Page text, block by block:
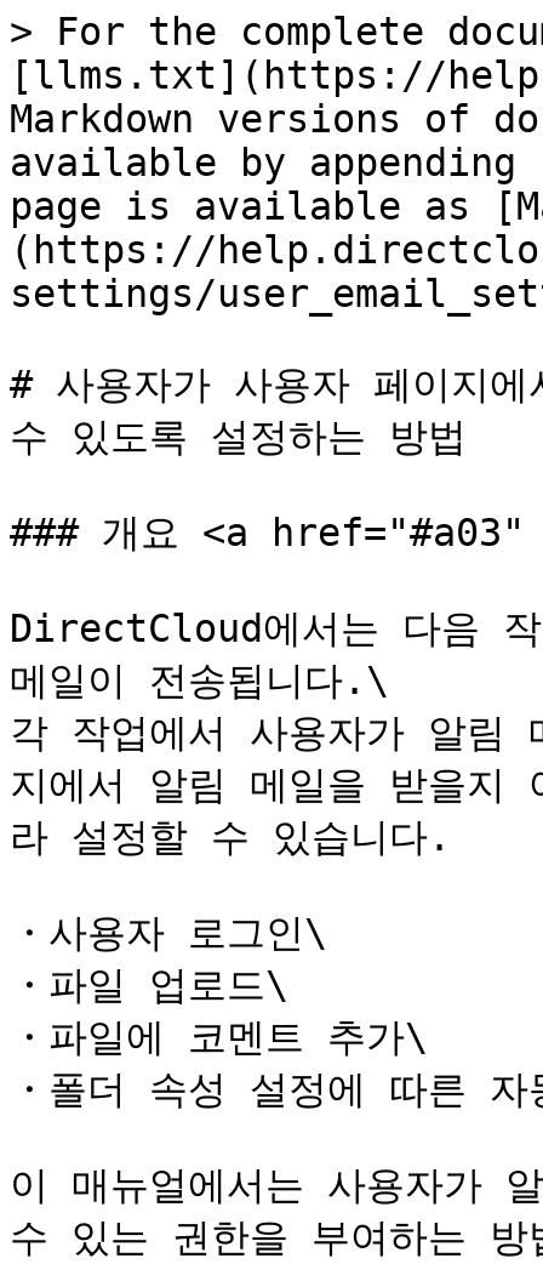
> For the complete
[llms.txt](https://
Markdown versions of
available by
page is available as
(https://
settings/
# 사용자가 사용자 페이지
수 있도록 설정하는 방법
### 개요 <a
DirectCloud에서는 다음
메일이 전송됩니다.\
각 작업에서 사용자가 알림
지에서 알림 메일을 받을지
라 설정할 수 있습니다.
・사용자 로그인\
・파일 업로드\
・파일에 코멘트 추가\
・폴더 속성 설정에 따른 자
이 매뉴얼에서는 사용자가
수 있는 권한을 부여하는 방